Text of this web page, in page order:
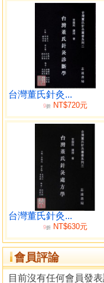
台灣董氏針灸...
9折NT$720元
台灣董氏針灸...
9折NT$630元
會員評論
目前沒有任何會員發